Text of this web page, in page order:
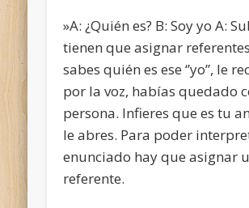
»A: ¿Quién es? B: Soy yo A:
tienen que asignar
sabes quién es ese ‘’yo’’, le
por la voz, habías quedado
persona. Infieres que es tu
le abres. Para poder
enunciado hay que asignar
referente.